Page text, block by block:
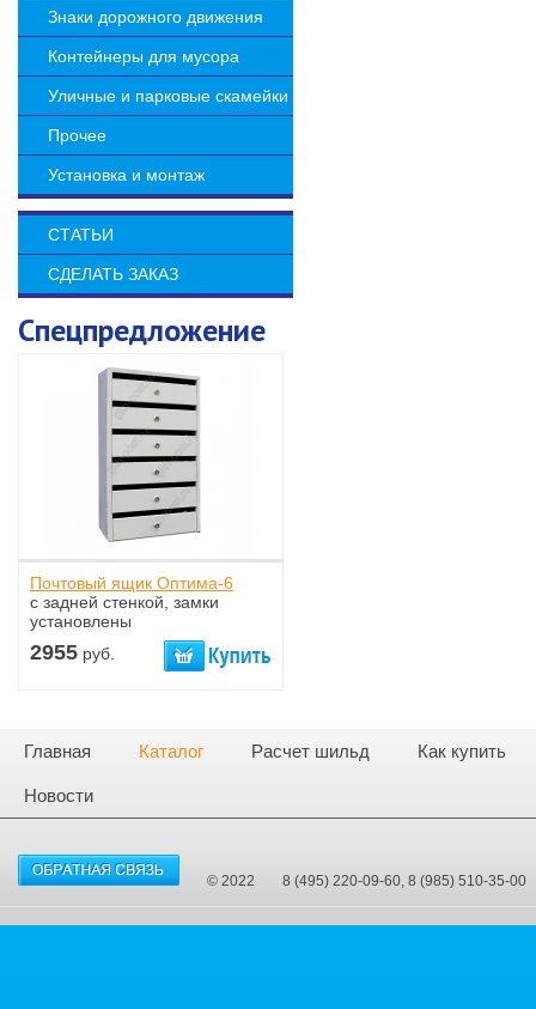
Знаки дорожного движения
Контейнеры для мусора
Уличные и парковые скамейки
Прочее
Установка и монтаж
СТАТЬИ
СДЕЛАТЬ ЗАКАЗ
Спецпредложение
Почтовый ящик Оптима-6
с задней стенкой, замки
установлены
2955 руб.
Главная Каталог Расчет шильд Как купить
Новости
© 2022 8 (495) 220-09-60, 8 (985) 510-35-